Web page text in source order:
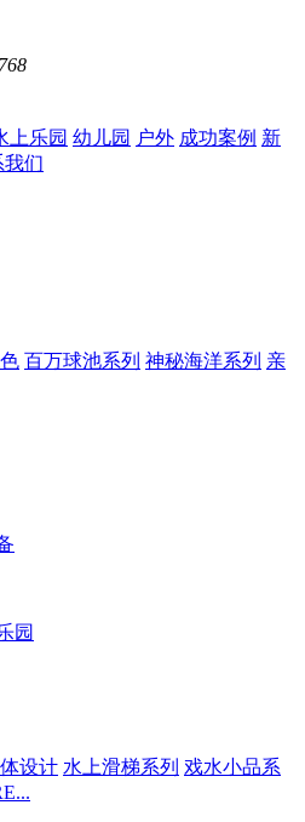
上乐园 幼儿园 户外 成功案例 新
我们
百万球池系列 神秘海洋系列 亲
园
设计 水上滑梯系列 戏水小品系